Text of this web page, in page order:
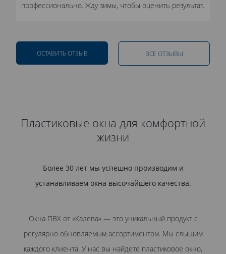
профессионально. Жду зимы, чтобы оценить результат.
ОСТАВИТЬ ОТЗЫВ ВСЕ ОТЗЫВЫ
Пластиковые окна для комфортной
жизни
Более 30 лет мы успешно производим и
устанавливаем окна высочайшего качества.
Окна ПВХ от «Калева» — это уникальный продукт с
регулярно обновляемым ассортиментом. Мы слышим
каждого клиента. У нас вы найдете пластиковое окно,